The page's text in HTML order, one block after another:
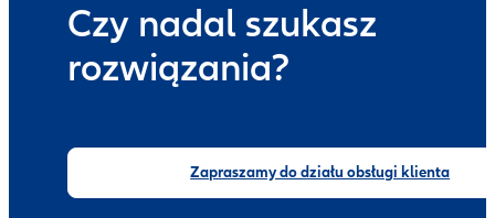
Czy nadal szukasz
rozwiązania?
Zapraszamy do działu obsługi klienta